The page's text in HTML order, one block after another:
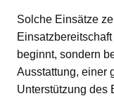
Solche Einsätze
beginnt, sondern
Ausstattung, einer
Unterstützung des